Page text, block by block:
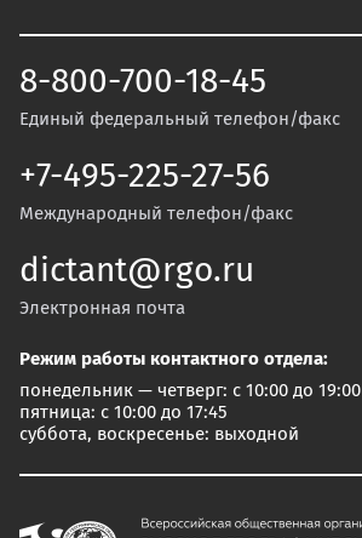
8-800-700-18-45
Единый федеральный телефон/факс
+7-495-225-27-56
Международный телефон/факс
dictant@rgo.ru
Электронная почта
Режим работы контактного отдела:
понедельник — четверг: с 10:00 до 19:00
пятница: с 10:00 до 17:45
суббота, воскресенье: выходной